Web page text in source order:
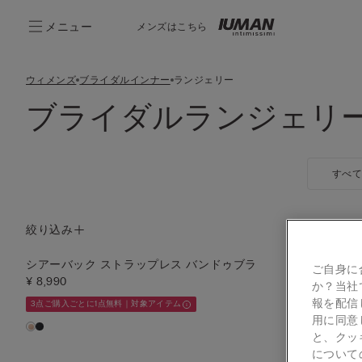
メニュー メンズはこちら
ウィメンズ ブライダルインナー ランジェリー
ブライダルランジェリ
すべ
絞り込み
シアーバック ストラップレス バンドゥブラ
¥ 8,990
3点ご購入ごとに1点無料｜対象アイテム
レース ガー
¥ 1,490(-50%)
ウィメンズセー
オンライン限定
ご自身
か？当社
報を配信
用に同
と、ク
につい